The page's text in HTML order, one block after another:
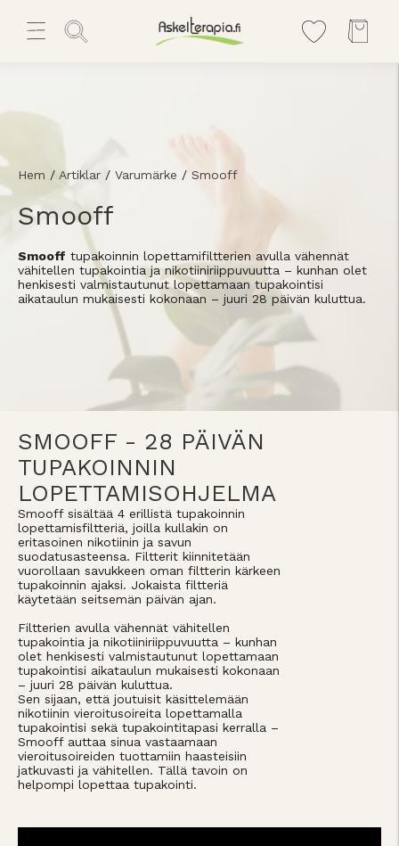
Hem / Artiklar / Varumärke / Smooff
Smooff
Smooff tupakoinnin lopettamifiltterien avulla vähennät
vähitellen tupakointia ja nikotiiniriippuvuutta – kunhan olet
henkisesti valmistautunut lopettamaan tupakointisi
aikataulun mukaisesti kokonaan – juuri 28 päivän kuluttua.
SMOOFF - 28 PÄIVÄN
TUPAKOINNIN
LOPETTAMISOHJELMA
Smooff sisältää 4 erillistä tupakoinnin
lopettamisfiltteriä, joilla kullakin on
eritasoinen nikotiinin ja savun
suodatusasteensa. Filtterit kiinnitetään
vuorollaan savukkeen oman filtterin kärkeen
tupakoinnin ajaksi. Jokaista filtteriä
käytetään seitsemän päivän ajan.
Filtterien avulla vähennät vähitellen
tupakointia ja nikotiiniriippuvuutta – kunhan
olet henkisesti valmistautunut lopettamaan
tupakointisi aikataulun mukaisesti kokonaan
– juuri 28 päivän kuluttua.
Sen sijaan, että joutuisit käsittelemään
nikotiinin vieroitusoireita lopettamalla
tupakointisi sekä tupakointitapasi kerralla –
Smooff auttaa sinua vastaamaan
vieroitusoireiden tuottamiin haasteisiin
jatkuvasti ja vähitellen. Tällä tavoin on
helpompi lopettaa tupakointi.